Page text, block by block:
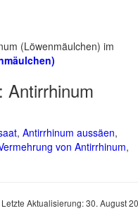
(Löwenmäulchen) im
Antirrhinum
, Antirrhinum aussäen,
von Antirrhinum,
Letzte Aktualisierung:30. August